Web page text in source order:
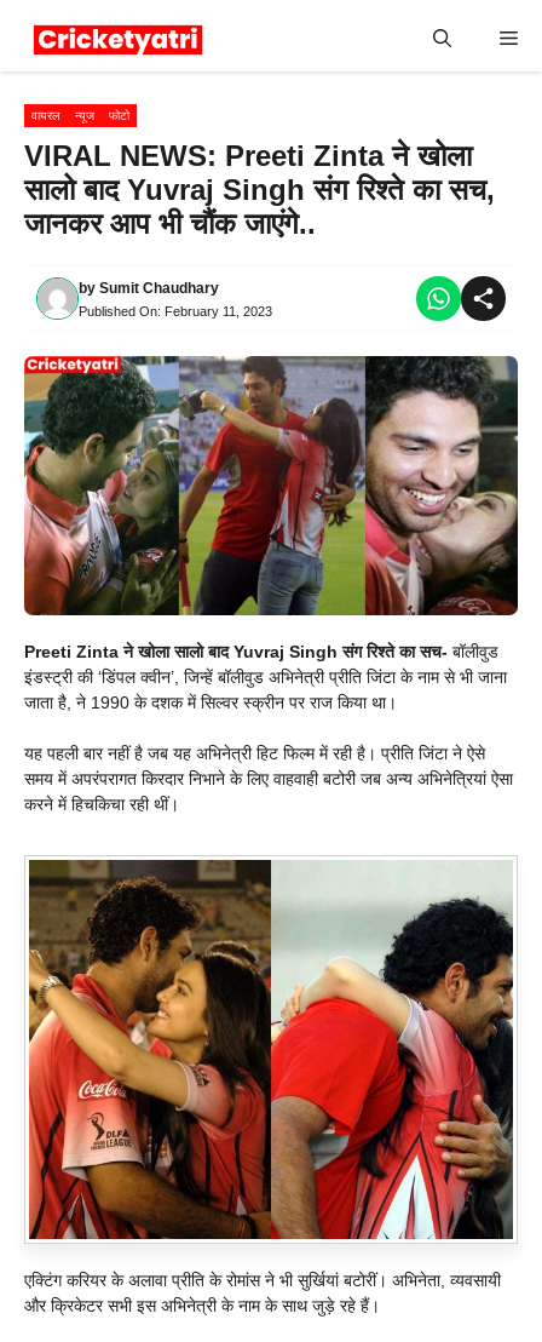
वायरल न्यूज फोटो
VIRAL NEWS: Preeti Zinta ने खोला
सालो बाद Yuvraj Singh संग रिश्ते का सच,
जानकर आप भी चौंक जाएंगे..
by Sumit Chaudhary
Published On: February 11, 2023
Preeti Zinta ने खोला सालो बाद Yuvraj Singh संग रिश्ते का सच- बॉलीवुड
इंडस्ट्री की ‘डिंपल क्वीन’, जिन्हें बॉलीवुड अभिनेत्री प्रीति जिंटा के नाम से भी जाना
जाता है, ने 1990 के दशक में सिल्वर स्क्रीन पर राज किया था।
यह पहली बार नहीं है जब यह अभिनेत्री हिट फिल्म में रही है। प्रीति जिंटा ने ऐसे
समय में अपरंपरागत किरदार निभाने के लिए वाहवाही बटोरी जब अन्य अभिनेत्रियां ऐसा
करने में हिचकिचा रही थीं।
एक्टिंग करियर के अलावा प्रीति के रोमांस ने भी सुर्खियां बटोरीं। अभिनेता, व्यवसायी
और क्रिकेटर सभी इस अभिनेत्री के नाम के साथ जुड़े रहे हैं।